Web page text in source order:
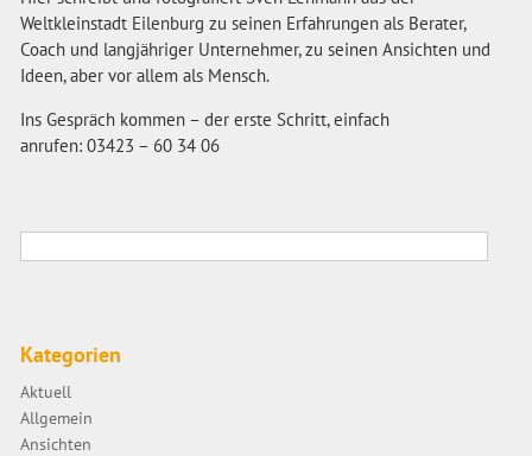
Weltkleinstadt Eilenburg zu seinen Erfahrungen als Berater,
Coach und langjähriger Unternehmer, zu seinen Ansichten und
Ideen, aber vor allem als Mensch.
Ins Gespräch kommen – der erste Schritt, einfach
anrufen: 03423 – 60 34 06
Kategorien
Aktuell
Allgemein
Ansichten